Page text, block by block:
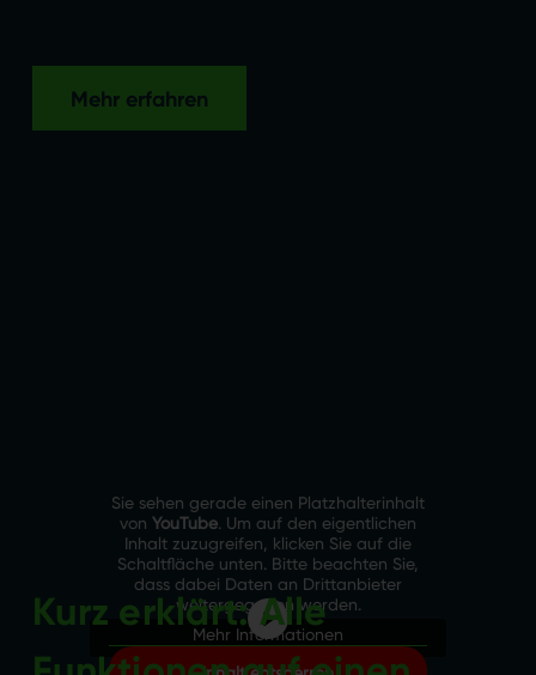
Mehr erfahren
Sie sehen gerade einen Platzhalterinhalt
von YouTube. Um auf den eigentlichen
Inhalt zuzugreifen, klicken Sie auf die
Schaltfläche unten. Bitte beachten Sie,
dass dabei Daten an Drittanbieter
weitergegeben werden.
Mehr Informationen
Kurz erklärt: Alle